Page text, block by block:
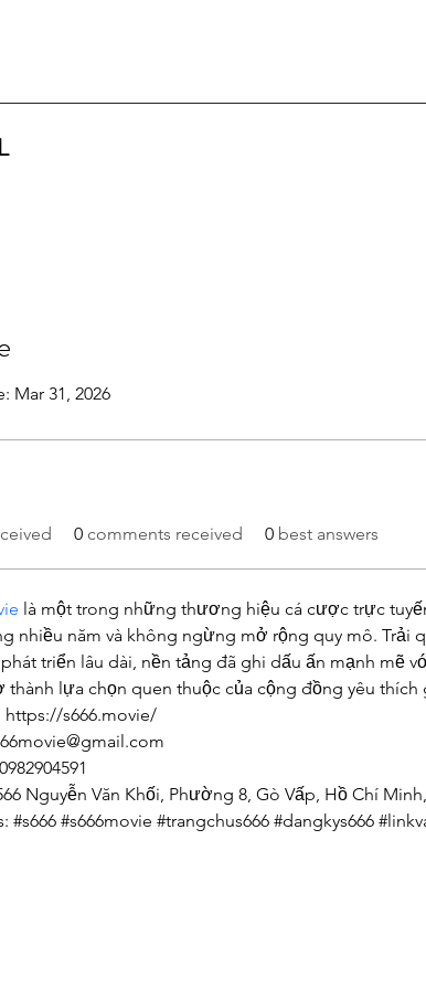
Mar 31, 2026
0 comments received 0 best answers
là một trong những thương hiệu cá cược trực
nhiều năm và không ngừng mở rộng quy mô. Trải
triển lâu dài, nền tảng đã ghi dấu ấn mạnh mẽ
thành lựa chọn quen thuộc của cộng đồng yêu thích
https://s666.movie/
Nguyễn Văn Khối, Phường 8, Gò Vấp, Hồ Chí
#s666 #s666movie #trangchus666 #dangkys666